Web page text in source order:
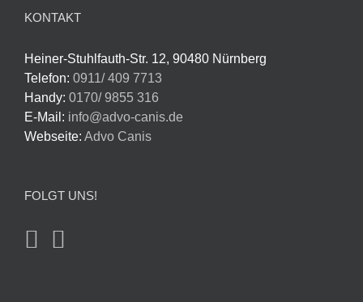
KONTAKT
Heiner-Stuhlfauth-Str. 12, 90480 Nürnberg
Telefon: 0911/ 409 7713
Handy: 0170/ 9855 316
E-Mail: info@advo-canis.de
Webseite: Advo Canis
FOLGT UNS!